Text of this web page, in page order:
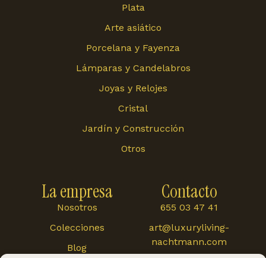
La empresa
Nosotros
Colecciones
Blog
Contacto
655 03 47 41
art@luxuryliving-
nachtmann.com
Plata
Arte asiático
Porcelana y Fayenza
Lámparas y Candelabros
Joyas y Relojes
Cristal
Jardín y Construcción
Otros